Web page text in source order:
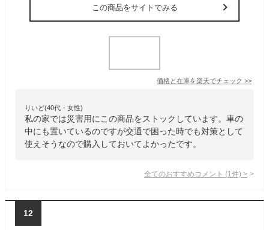
この商品をサイトでみる
価格と在庫を楽天でチェック >>
りいど(40代・女性)
私の家では災害用にこの商品をストックしています。車の
中にも置いているのですが交通で困った時でも対策として
使えそうなので購入しておいてよかったです。
全てのおすすめコメント (1 件) >
12